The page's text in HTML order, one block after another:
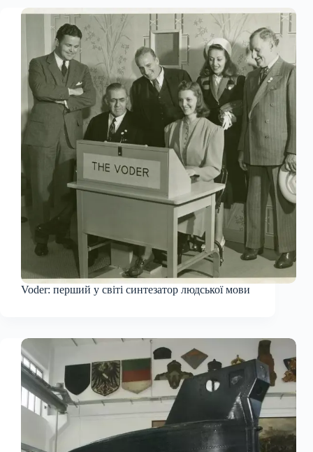
Voder: перший у світі синтезатор людської мови